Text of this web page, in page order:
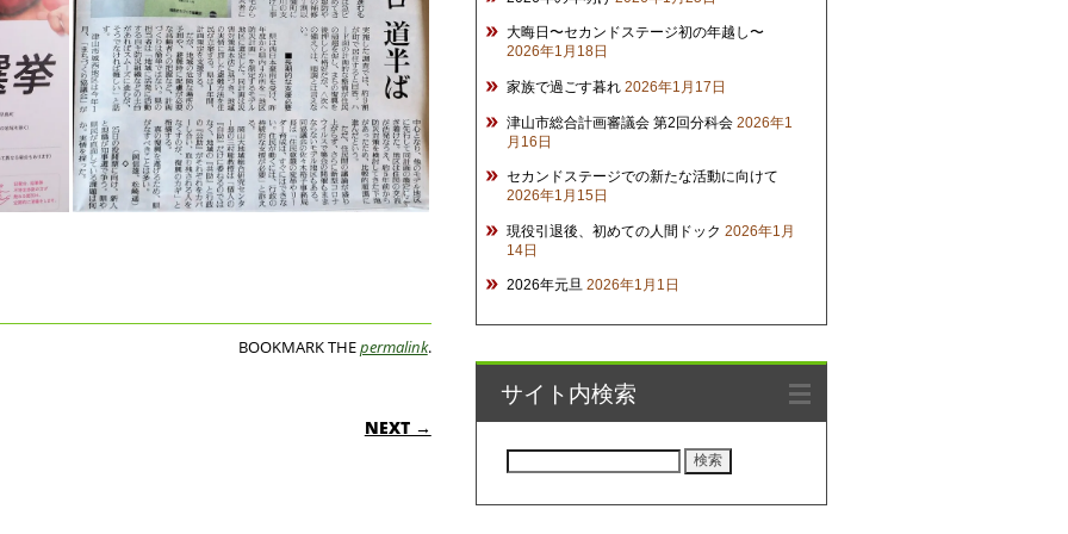
BOOKMARK THEpermalink.
NEXT →
大晦日〜セカンドステージ初の年越し〜
2026年1月18日
家族で過ごす暮れ 2026年1月17日
津山市総合計画審議会 第2回分科会 2026年1
月16日
セカンドステージでの新たな活動に向けて
2026年1月15日
現役引退後、初めての人間ドック 2026年1月
14日
2026年元旦 2026年1月1日
サイト内検索